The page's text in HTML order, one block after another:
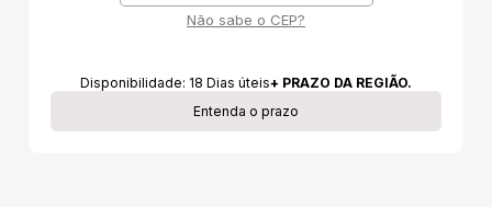
Não sabe o CEP?
Disponibilidade: 18 Dias úteis+ PRAZO DA REGIÃO.
Entenda o prazo